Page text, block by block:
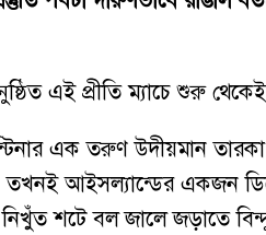
এই প্রীতি ম্যাচে শুরু
এক তরুণ উদীয়মান
তখনই আইসল্যান্ডের একজন
নিখুঁত শটে বল জালে